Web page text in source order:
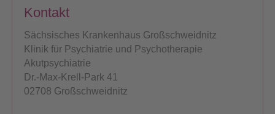
Kontakt
Sächsisches Krankenhaus Großschweidnitz
Klinik für Psychiatrie und Psychotherapie
Akutpsychiatrie
Dr.-Max-Krell-Park 41
02708 Großschweidnitz